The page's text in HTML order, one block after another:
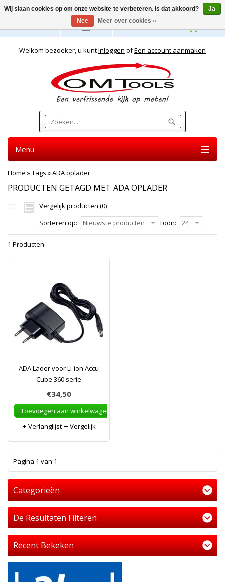
Nederlands
Welkom bezoeker, u kuntInloggen ofEen account aanmaken
Menu
Home »Tags »ADA oplader
PRODUCTEN GETAGD MET ADA OPLADER
Vergelijk producten (0)
Sorteren op:
Nieuwste producten Toon: 24
1 Producten
ADA Lader voor Li-ion Accu
Cube 360 serie
€34,50
Toevoegen aan winkelwagen
Verlanglijst
Vergelijk
Pagina 1 van 1
Categorieën
De Resultaten Filteren
Recent Bekeken
Wij slaan cookies op om onze website te verbeteren. Is dat akkoord?
Ja
Nee
Meer over cookies »